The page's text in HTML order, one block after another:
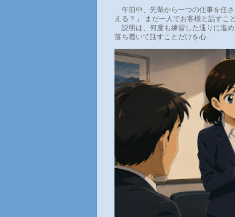
午前中、先輩から一つの仕事を任
える？」 まだ一人でお客様と話すこ
説明は、何度も練習した通りに進め
落ち着いて話すことだけを心...